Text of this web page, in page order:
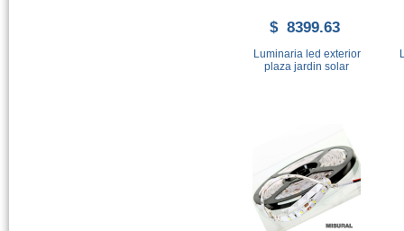
$ 8399.63
Luminaria led exterior
plaza jardin solar